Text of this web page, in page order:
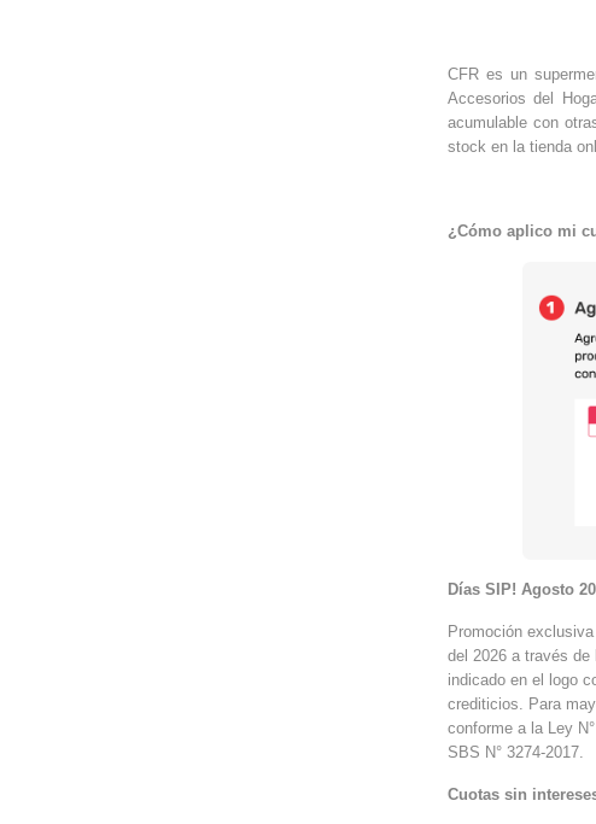
CFR es un
Accesorios del
acumulable con
stock en la tienda
¿Cómo aplico mi
Días SIP! Agosto
Promoción
del 2026 a través de
indicado en el logo
crediticios. Para
conforme a la Ley
SBS N° 3274-2017.
Cuotas sin